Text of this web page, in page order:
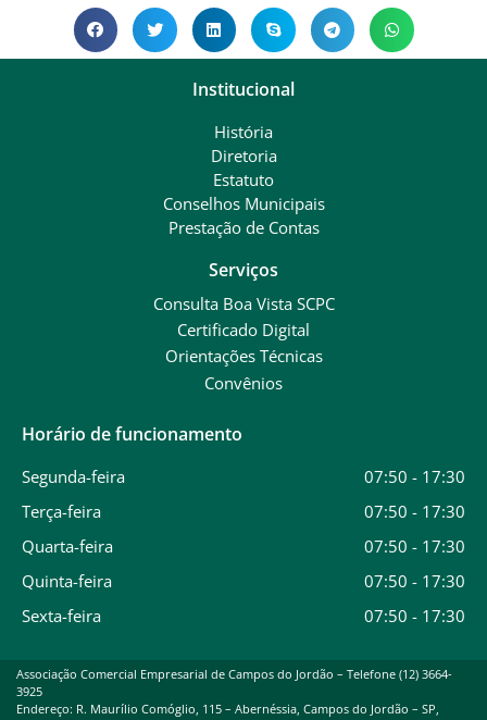
Institucional
História
Diretoria
Estatuto
Conselhos Municipais
Prestação de Contas
Serviços
Consulta Boa Vista SCPC
Certificado Digital
Orientações Técnicas
Convênios
Horário de funcionamento
Segunda-feira
07:50 - 17:30
Terça-feira
07:50 - 17:30
Quarta-feira
07:50 - 17:30
Quinta-feira
07:50 - 17:30
Sexta-feira
07:50 - 17:30
Associação Comercial Empresarial de Campos do Jordão – Telefone (12) 3664-
3925
Endereço: R. Maurílio Comóglio, 115 – Abernéssia, Campos do Jordão – SP,